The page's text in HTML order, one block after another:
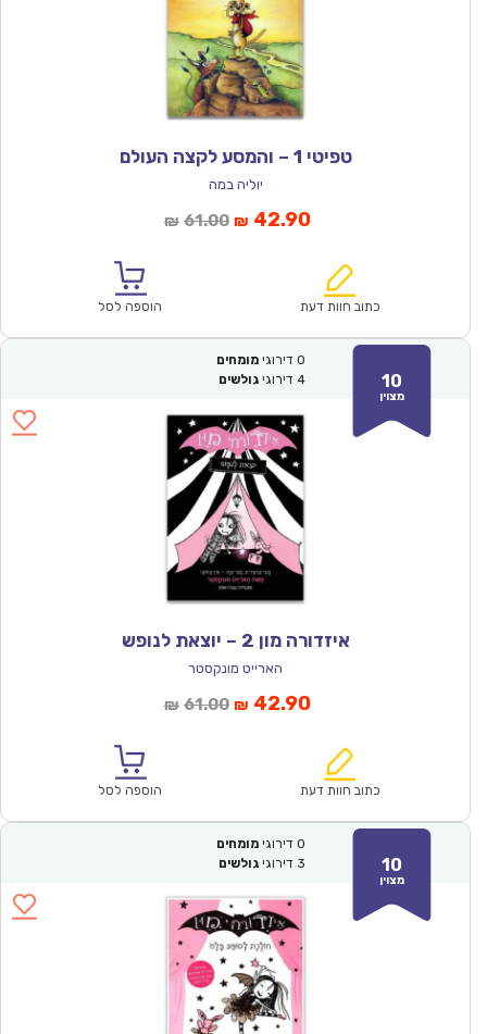
טפיטי 1 – והמסע לקצה העולם
יוליה במה
₪ 61.00המחיר
₪61.00.
₪ 42.90המחיר
הוא:
כתוב חוות דעת הוספה לסל
10
מצוין
0 דירוגי מומחים
4 דירוגי גולשים
איזדורה מון 2 – יוצאת לנופש
הארייט מונקסטר
₪ 61.00המחיר
₪61.00.
₪ 42.90המחיר
הוא:
כתוב חוות דעת הוספה לסל
10
מצוין
0 דירוגי מומחים
3 דירוגי גולשים